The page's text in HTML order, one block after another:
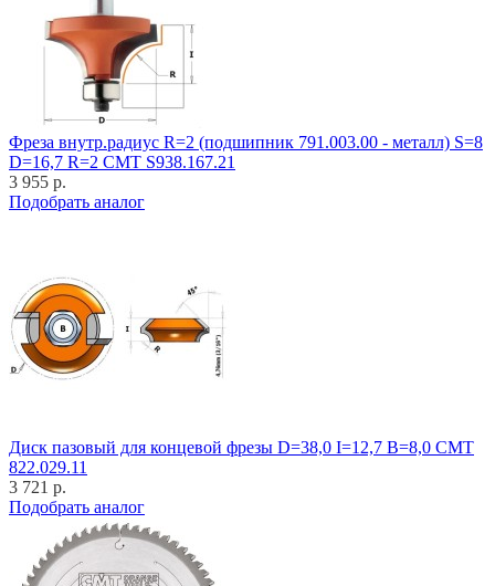
Фреза внутр.радиус R=2 (подшипник 791.003.00 - металл) S=8
D=16,7 R=2 CMT S938.167.21
3 955 р.
Подобрать аналог
Диск пазовый для концевой фрезы D=38,0 I=12,7 B=8,0 CMT
822.029.11
3 721 р.
Подобрать аналог